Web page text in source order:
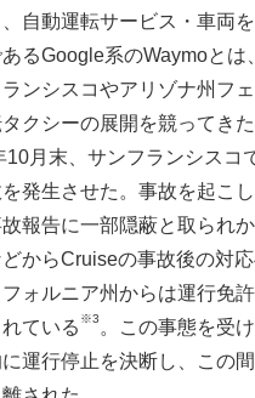
自動運転サービス・車両
るGoogle系のWaymoとは
ンシスコやアリゾナ州フ
クシーの展開を競ってきた
月末、サンフランシスコ
発生させた。事故を起こ
報告に一部隠蔽と取られ
からCruiseの事故後の対
ォルニア州からは運行免
ている ※3 。この事態を受
運行停止を決断し、この